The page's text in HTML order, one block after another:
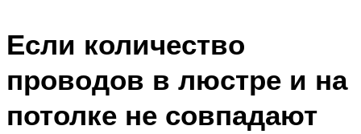
Если количество
проводов в люстре и на
потолке не совпадают